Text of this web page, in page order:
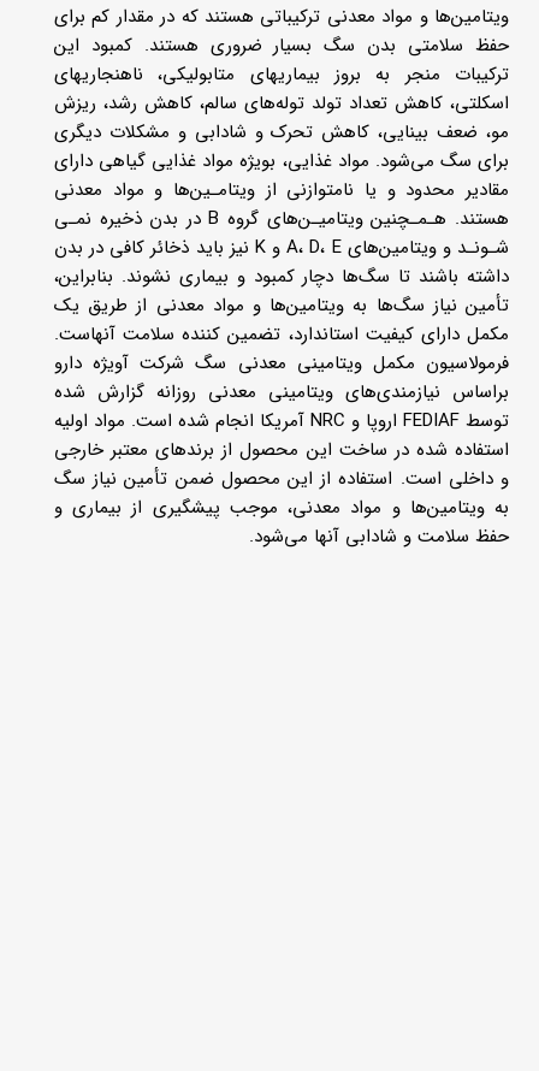
ویتامین‌­ها و مواد معدنی ترکیباتی هستند که در مقدار کم برای
حفظ سلامتی بدن سگ بسیار ضروری هستند. کمبود این
ترکیبات منجر به بروز بیماری­های متابولیکی، ناهنجاری­های
اسکلتی، کاهش تعداد تولد توله­‌های سالم، کاهش رشد، ریزش
مو، ضعف بینایی، کاهش تحرک و شادابی و مشکلات دیگری
برای سگ می­‌شود. مواد غذایی، بویژه مواد غذایی گیاهی دارای
مقادیر محدود و یا نامتوازنی از ویتامـین­‌ها و مواد معدنی
هستند. هـمـچنین ویتامیـن‌­های گروه B در بدن ذخیره نمـی­‌
شـونـد و ویتامین‌­های A، D، E و K نیز باید ذخائر کافی در بدن
داشته باشند تا سگ‌ها دچار کمبود و بیماری نشوند. بنابراین،
تأمین نیاز سگ‌ها به ویتامین‌­ها و مواد معدنی از طریق یک
مکمل دارای کیفیت استاندارد، تضمین کننده سلامت آن­هاست.
فرمولاسیون مکمل ویتامینی معدنی سگ شرکت آویژه دارو
براساس نیازمندی­‌های ویتامینی معدنی روزانه گزارش شده
توسط FEDIAF اروپا و NRC آمریکا انجام شده است. مواد اولیه
استفاده شده در ساخت این محصول از برندهای معتبر خارجی
و داخلی است. استفاده از این محصول ضمن تأمین نیاز سگ
به ویتامین­‌ها و مواد معدنی، موجب پیشگیری از بیماری و
حفظ سلامت و شادابی آن­ها می‌­شود.